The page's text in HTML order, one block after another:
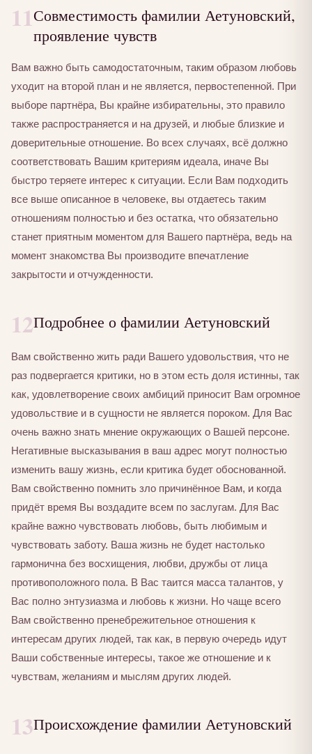
11Совместимость фамилии Аетуновский,
проявление чувств
Вам важно быть самодостаточным, таким образом любовь
уходит на второй план и не является, первостепенной. При
выборе партнёра, Вы крайне избирательны, это правило
также распространяется и на друзей, и любые близкие и
доверительные отношение. Во всех случаях, всё должно
соответствовать Вашим критериям идеала, иначе Вы
быстро теряете интерес к ситуации. Если Вам подходить
все выше описанное в человеке, вы отдаетесь таким
отношениям полностью и без остатка, что обязательно
станет приятным моментом для Вашего партнёра, ведь на
момент знакомства Вы производите впечатление
закрытости и отчужденности.
12Подробнее о фамилии Аетуновский
Вам свойственно жить ради Вашего удовольствия, что не
раз подвергается критики, но в этом есть доля истинны, так
как, удовлетворение своих амбиций приносит Вам огромное
удовольствие и в сущности не является пороком. Для Вас
очень важно знать мнение окружающих о Вашей персоне.
Негативные высказывания в ваш адрес могут полностью
изменить вашу жизнь, если критика будет обоснованной.
Вам свойственно помнить зло причинённое Вам, и когда
придёт время Вы воздадите всем по заслугам. Для Вас
крайне важно чувствовать любовь, быть любимым и
чувствовать заботу. Ваша жизнь не будет настолько
гармонична без восхищения, любви, дружбы от лица
противоположного пола. В Вас таится масса талантов, у
Вас полно энтузиазма и любовь к жизни. Но чаще всего
Вам свойственно пренебрежительное отношения к
интересам других людей, так как, в первую очередь идут
Ваши собственные интересы, такое же отношение и к
чувствам, желаниям и мыслям других людей.
13Происхождение фамилии Аетуновский